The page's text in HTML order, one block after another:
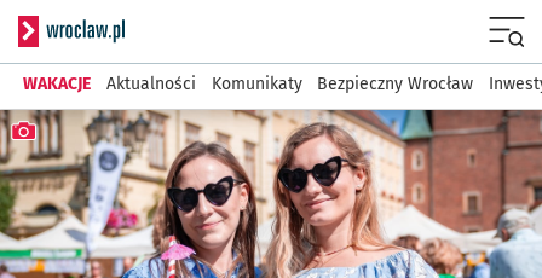
Serwis informacyjny
WAKACJE Aktualności Komunikaty Bezpieczny Wrocław
Najnowsze artykuły